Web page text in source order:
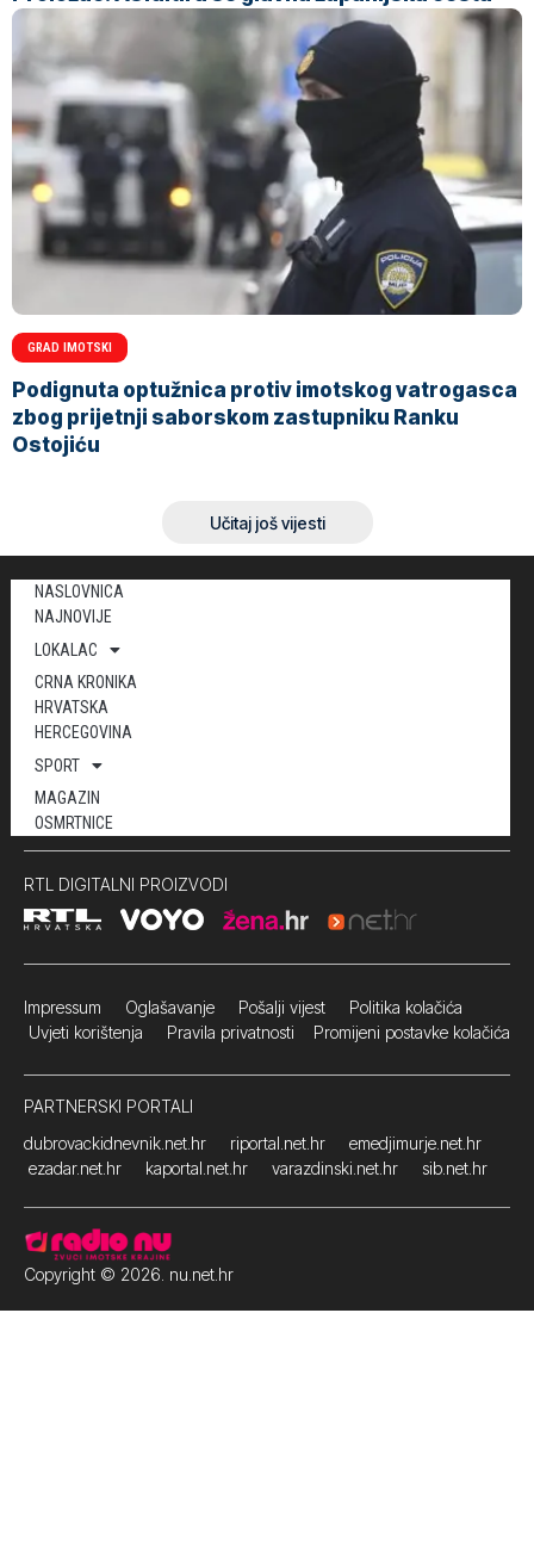
GRAD IMOTSKI
Podignuta optužnica protiv imotskog vatrogasca
zbog prijetnji saborskom zastupniku Ranku
Ostojiću
Učitaj još vijesti
NASLOVNICA
NAJNOVIJE
LOKALAC
CRNA KRONIKA
HRVATSKA
HERCEGOVINA
SPORT
MAGAZIN
OSMRTNICE
RTL DIGITALNI PROIZVODI
Impressum Oglašavanje Pošalji vijest Politika kolačića
Uvjeti korištenja Pravila privatnosti Promijeni postavke kolačića
PARTNERSKI PORTALI
dubrovackidnevnik.net.hr
riportal.net.hr
emedjimurje.net.hr
ezadar.net.hr
kaportal.net.hr varazdinski.net.hr sib.net.hr
Copyright © 2026. nu.net.hr